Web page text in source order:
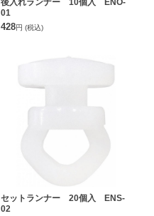
後入れランナー 10個入 ENO-
01
428円 (税込)
セットランナー 20個入 ENS-
02